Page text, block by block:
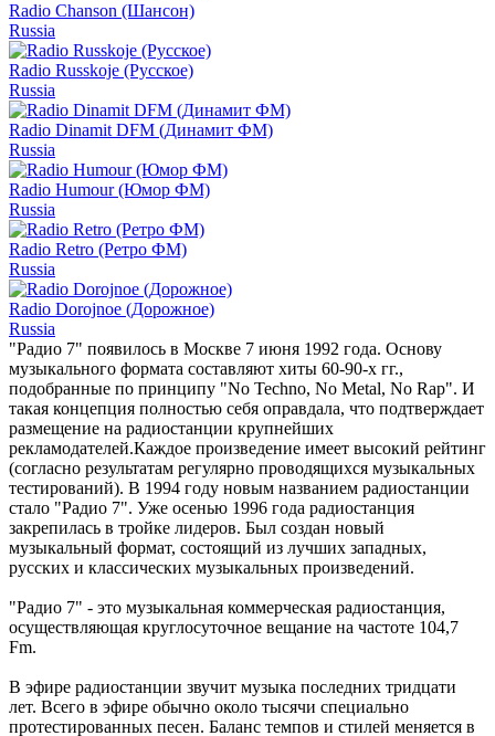
Radio Chanson (Шансон)
Russia
Radio Russkoje (Русское)
Russia
Radio Dinamit DFM (Динамит ФМ)
Russia
Radio Humour (Юмор ФМ)
Russia
Radio Retro (Ретро ФМ)
Russia
Radio Dorojnoe (Дорожное)
Russia
"Радио 7" появилось в Москве 7 июня 1992 года. Основу
музыкального формата составляют хиты 60-90-х гг.,
подобранные по принципу "No Techno, No Metal, No Rap". И
такая концепция полностью себя оправдала, что подтверждает
размещение на радиостанции крупнейших
рекламодателей.Каждое произведение имеет высокий рейтинг
(согласно результатам регулярно проводящихся музыкальных
тестирований). В 1994 году новым названием радиостанции
стало "Радио 7". Уже осенью 1996 года радиостанция
закрепилась в тройке лидеров. Был создан новый
музыкальный формат, состоящий из лучших западных,
русских и классических музыкальных произведений.
"Радио 7" - это музыкальная коммерческая радиостанция,
осуществляющая круглосуточное вещание на частоте 104,7
Fm.
В эфире радиостанции звучит музыка последних тридцати
лет. Всего в эфире обычно около тысячи специально
протестированных песен. Баланс темпов и стилей меняется в